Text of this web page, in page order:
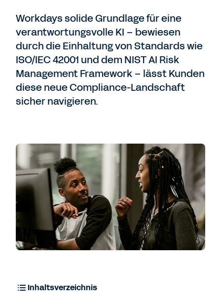
Workdays solide Grundlage für eine
verantwortungsvolle KI – bewiesen
durch die Einhaltung von Standards wie
ISO/IEC 42001 und dem NIST AI Risk
Management Framework – lässt Kunden
diese neue Compliance-Landschaft
sicher navigieren.
Inhaltsverzeichnis